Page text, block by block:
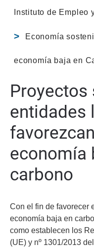
Instituto de Empleo
Economía
economía baja en
Proyectos
entidades
economía
carbono
Con el fin de favorecer
economía baja en
como establecen los
(UE) y nº 1301/2013